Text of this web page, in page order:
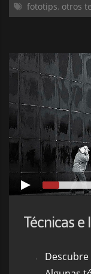
fototips, otros
Descubre